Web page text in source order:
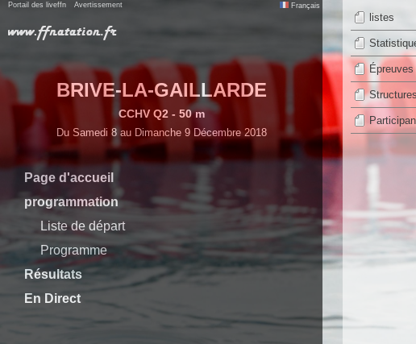
Portail des liveffn Avertissement Français
BRIVE-LA-GAILLARDE
CCHV Q2 - 50 m
Du Samedi 8 au Dimanche 9 Décembre 2018
Page d'accueil
programmation
Liste de départ
Programme
Résultats
En Direct
listes
Épreuves
Structures